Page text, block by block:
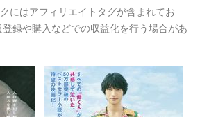
にはアフィリエイトタグが含まれてお
録や購入などでの収益化を行う場合があ